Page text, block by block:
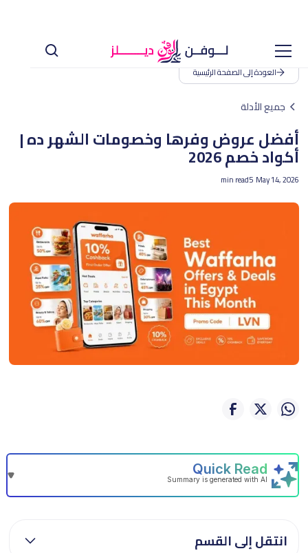
العودة إلى الصفحة الرئيسية
جميع الأدلة
أفضل عروض وفرها وخصومات الشهر ده |
أكواد خصم 2026
May 14, 2026
5
min read
انتقل إلى القسم